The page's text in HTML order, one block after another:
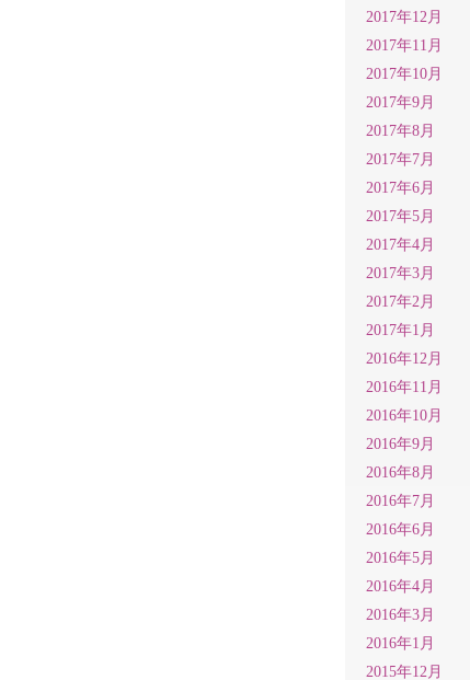
2017年12月
2017年11月
2017年10月
2017年9月
2017年8月
2017年7月
2017年6月
2017年5月
2017年4月
2017年3月
2017年2月
2017年1月
2016年12月
2016年11月
2016年10月
2016年9月
2016年8月
2016年7月
2016年6月
2016年5月
2016年4月
2016年3月
2016年1月
2015年12月